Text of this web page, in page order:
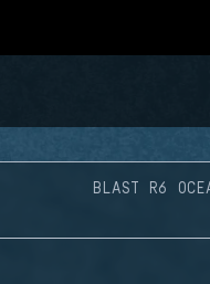
BLAST R6